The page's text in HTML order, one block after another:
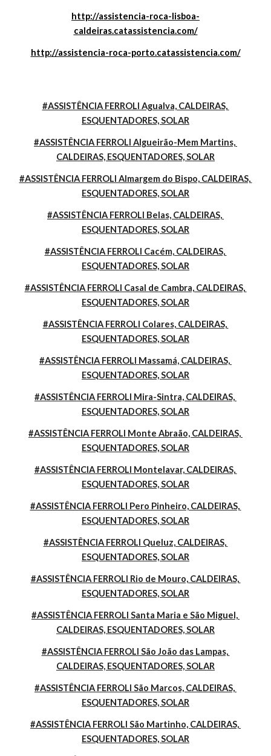
http://assistencia-roca-lisboa-
caldeiras.catassistencia.com/
http://assistencia-roca-porto.catassistencia.com/
#ASSISTÊNCIA FERROLI Agualva, CALDEIRAS,
ESQUENTADORES, SOLAR
#ASSISTÊNCIA FERROLI Algueirão-Mem Martins,
CALDEIRAS, ESQUENTADORES, SOLAR
#ASSISTÊNCIA FERROLI Almargem do Bispo, CALDEIRAS,
ESQUENTADORES, SOLAR
#ASSISTÊNCIA FERROLI Belas, CALDEIRAS,
ESQUENTADORES, SOLAR
#ASSISTÊNCIA FERROLI Cacém, CALDEIRAS,
ESQUENTADORES, SOLAR
#ASSISTÊNCIA FERROLI Casal de Cambra, CALDEIRAS,
ESQUENTADORES, SOLAR
#ASSISTÊNCIA FERROLI Colares, CALDEIRAS,
ESQUENTADORES, SOLAR
#ASSISTÊNCIA FERROLI Massamá, CALDEIRAS,
ESQUENTADORES, SOLAR
#ASSISTÊNCIA FERROLI Mira-Sintra, CALDEIRAS,
ESQUENTADORES, SOLAR
#ASSISTÊNCIA FERROLI Monte Abraão, CALDEIRAS,
ESQUENTADORES, SOLAR
#ASSISTÊNCIA FERROLI Montelavar, CALDEIRAS,
ESQUENTADORES, SOLAR
#ASSISTÊNCIA FERROLI Pero Pinheiro, CALDEIRAS,
ESQUENTADORES, SOLAR
#ASSISTÊNCIA FERROLI Queluz, CALDEIRAS,
ESQUENTADORES, SOLAR
#ASSISTÊNCIA FERROLI Rio de Mouro, CALDEIRAS,
ESQUENTADORES, SOLAR
#ASSISTÊNCIA FERROLI Santa Maria e São Miguel,
CALDEIRAS, ESQUENTADORES, SOLAR
#ASSISTÊNCIA FERROLI São João das Lampas,
CALDEIRAS, ESQUENTADORES, SOLAR
#ASSISTÊNCIA FERROLI São Marcos, CALDEIRAS,
ESQUENTADORES, SOLAR
#ASSISTÊNCIA FERROLI São Martinho, CALDEIRAS,
ESQUENTADORES, SOLAR